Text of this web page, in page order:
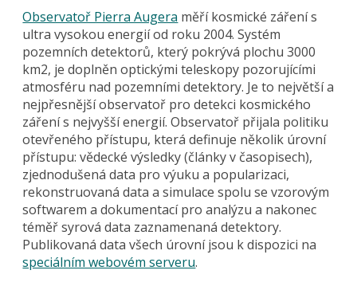
Observatoř Pierra Augera měří kosmické záření s
ultra vysokou energií od roku 2004. Systém
pozemních detektorů, který pokrývá plochu 3000
km2, je doplněn optickými teleskopy pozorujícími
atmosféru nad pozemními detektory. Je to největší a
nejpřesnější observatoř pro detekci kosmického
záření s nejvyšší energií. Observatoř přijala politiku
otevřeného přístupu, která definuje několik úrovní
přístupu: vědecké výsledky (články v časopisech),
zjednodušená data pro výuku a popularizaci,
rekonstruovaná data a simulace spolu se vzorovým
softwarem a dokumentací pro analýzu a nakonec
téměř syrová data zaznamenaná detektory.
Publikovaná data všech úrovní jsou k dispozici na
speciálním webovém serveru.